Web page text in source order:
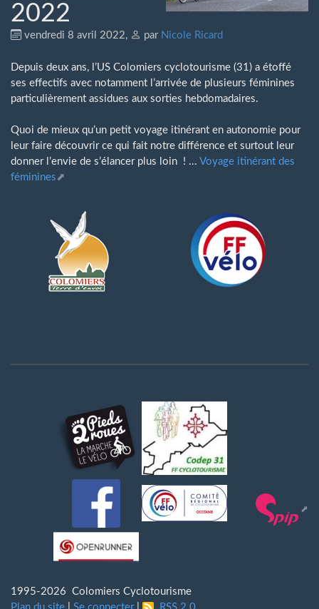
2022
vendredi 8 avril 2022, par Nicole Ricard
Depuis deux ans, l’US Colomiers cyclotourisme (31) a étoffé
ses effectifs avec notamment l’arrivée de plusieurs féminines
particulièrement assidues aux sorties hebdomadaires.
Quoi de mieux qu’un petit voyage itinérant en autonomie pour
leur faire découvrir ce qui fait notre différence et surtout leur
donner l’envie de s’élancer plus loin ! ... Voyage itinérant des
féminines
1995-2026 Colomiers Cyclotourisme